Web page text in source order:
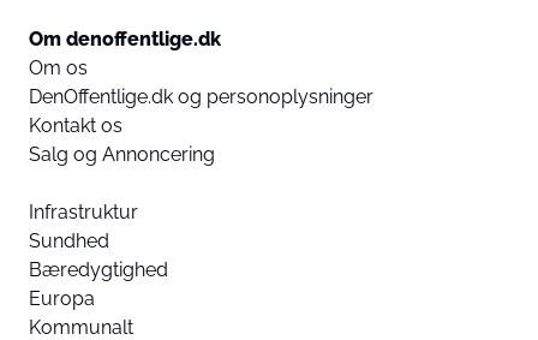
Om denoffentlige.dk
Om os
DenOffentlige.dk og personoplysninger
Kontakt os
Salg og Annoncering
Infrastruktur
Sundhed
Bæredygtighed
Europa
Kommunalt